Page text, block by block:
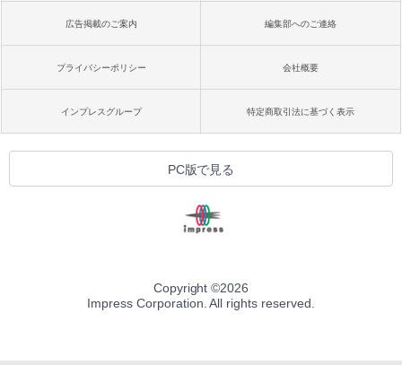
広告掲載のご案内 編集部へのご連絡
プライバシーポリシー 会社概要
インプレスグループ 特定商取引法に基づく表示
PC版で見る
Copyright ©2026
Impress Corporation. All rights reserved.